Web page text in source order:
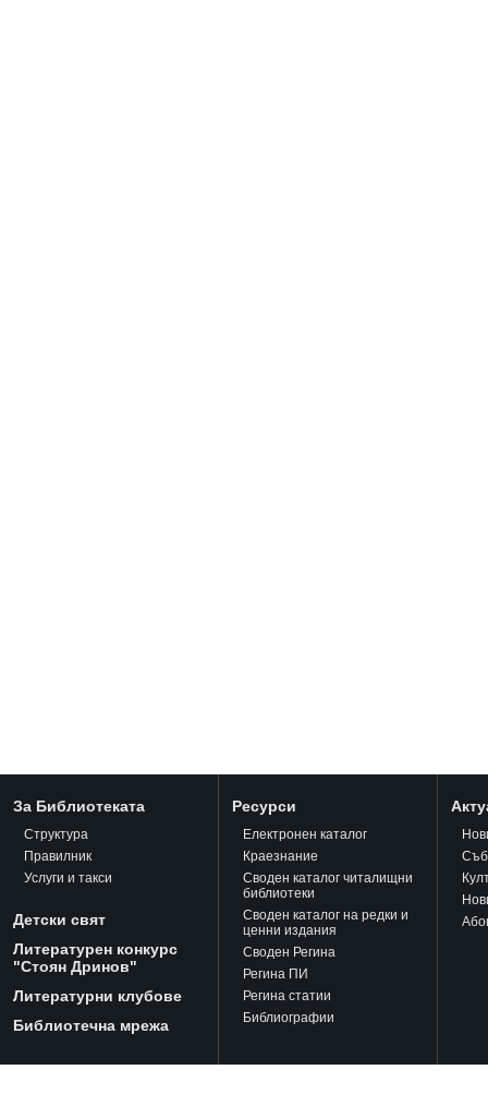
За Библиотеката
Структура
Правилник
Услуги и такси
Детски свят
Литературен конкурс
"Стоян Дринов"
Литературни клубове
Библиотечна мрежа
Ресурси
Електронен каталог
Краезнание
Своден каталог читалищни
библиотеки
Своден каталог на редки и
ценни издания
Своден Регина
Регина ПИ
Регина статии
Библиографии